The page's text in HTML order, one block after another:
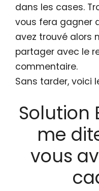
dans les cases.
vous fera gagner
avez trouvé alors
partager avec le
commentaire.
Sans tarder, voici
Solution
me
vous